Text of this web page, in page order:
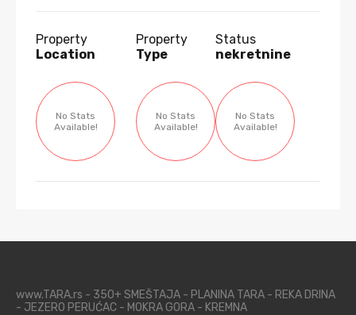
Property
Location
No Stats
Available!
Property
Type
No Stats
Available!
Status
nekretnine
No Stats
Available!
www.TARA.rs - 350+ SMEŠTAJA - PLANINA TARA - REKA DRINA
- JEZERO PERUĆAC - MOKRA GORA - KREMNA